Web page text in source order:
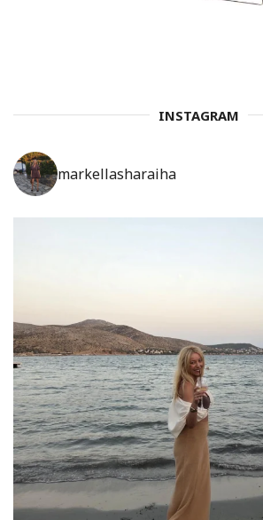
INSTAGRAM
markellasharaiha